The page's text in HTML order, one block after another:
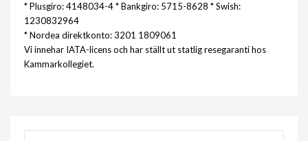
* Plusgiro: 4148034-4 * Bankgiro: 5715-8628 * Swish:
1230832964
* Nordea direktkonto: 3201 1809061
Vi innehar IATA-licens och har ställt ut statlig resegaranti hos
Kammarkollegiet.